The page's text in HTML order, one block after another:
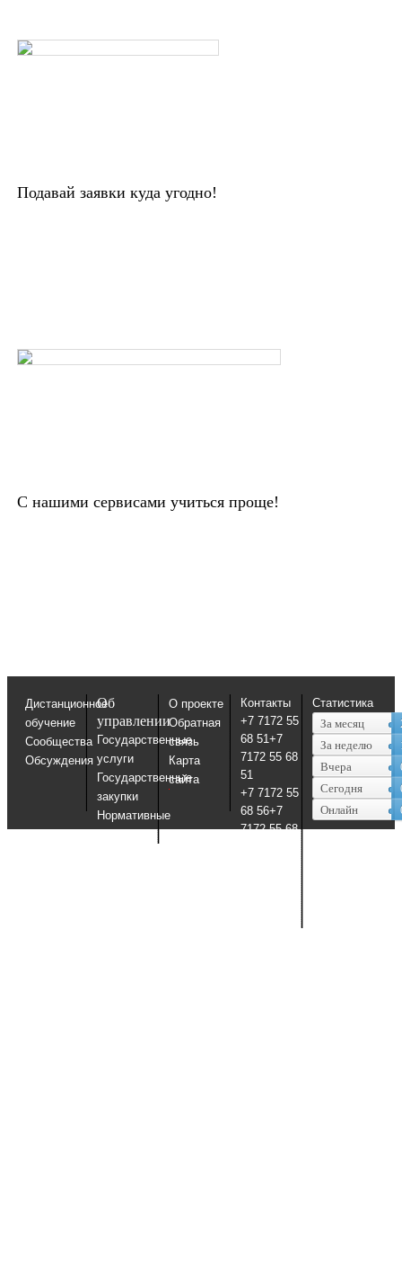
Подавай заявки куда угодно!
С нашими сервисами учиться проще!
Дистанционное
обучение
Сообщества
Обсуждения
Об
управлении
Государственные
услуги
Государственные
закупки
Нормативные
О проекте
Обратная
связь
Карта
сайта
Контакты
+7 7172 55
68 51+7
7172 55 68
51
+7 7172 55
68 56+7
7172 55 68
Статистика
За месяц
За неделю
Вчера
Сегодня
Онлайн